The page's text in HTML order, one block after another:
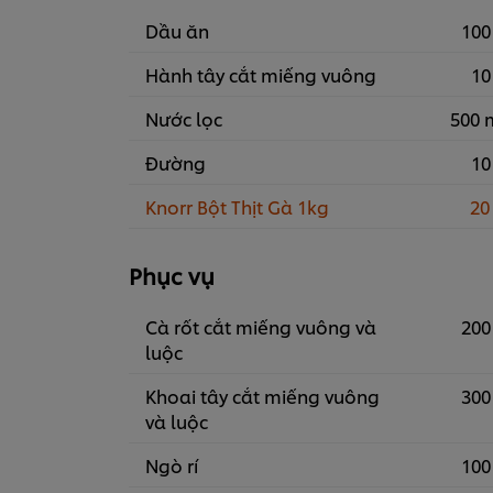
Dầu ăn
Hành tây cắt miếng vuông
Nước lọc
500
Đường
Knorr Bột Thịt Gà 1kg
Phục vụ
Cà rốt cắt miếng vuông và
luộc
Khoai tây cắt miếng vuông
và luộc
Ngò rí